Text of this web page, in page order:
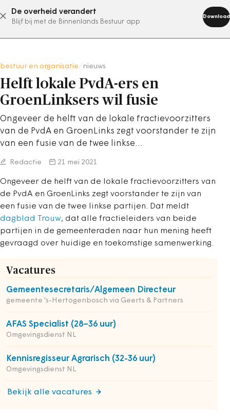
De overheid verandert
Blijf bij met de Binnenlands Bestuur app
Download
abonneer nu
bestuur en organisatie nieuws
Helft lokale PvdA-ers en
GroenLinksers wil fusie
Ongeveer de helft van de lokale fractievoorzitters
van de PvdA en GroenLinks zegt voorstander te zijn
van een fusie van de twee linkse…
Redactie 21 mei 2021
Ongeveer de helft van de lokale fractievoorzitters van
de PvdA en GroenLinks zegt voorstander te zijn van
een fusie van de twee linkse partijen. Dat meldt
dagblad Trouw, dat alle fractieleiders van beide
partijen in de gemeenteraden naar hun mening heeft
gevraagd over huidige en toekomstige samenwerking.
Vacatures
Gemeentesecretaris/Algemeen Directeur
gemeente 's-Hertogenbosch via Geerts & Partners
AFAS Specialist (28–36 uur)
Omgevingsdienst NL
Kennisregisseur Agrarisch (32-36 uur)
Omgevingsdienst NL
Bekijk alle vacatures